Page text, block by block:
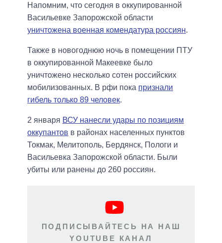
Напомним, что сегодня в оккупированной
Васильевке Запорожской области
уничтожена военная комендатура россиян.
Также в новогоднюю ночь в помещении ПТУ
в оккупированной Макеевке было
уничтожено несколько сотен российских
мобилизованных. В рфи пока признали
гибель только 89 человек.
2 января ВСУ нанесли удары по позициям
оккупантов в районах населенных пунктов
Токмак, Мелитополь, Бердянск, Пологи и
Васильевка Запорожской области. Были
убиты или ранены до 260 россиян.
ПОДПИСЫВАЙТЕСЬ НА НАШ
YOUTUBE КАНАЛ